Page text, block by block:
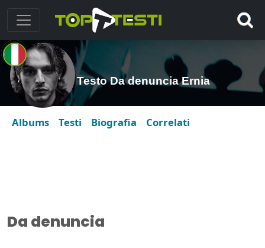
Testo Da denuncia Ernia
Albums Testi Biografia Correlati
Da denuncia